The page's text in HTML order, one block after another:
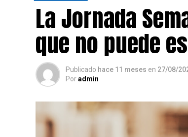
La Jornada
que no puede
Publicado hace 11 meses en 27/08/
Poradmin